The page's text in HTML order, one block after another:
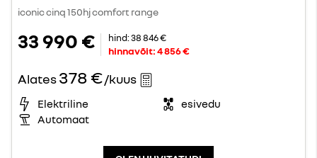
iconic cinq 150hj comfort range
33 990 € hind:38 846 €
hinnavõit:4 856 €
Alates378 €/kuus
Elektriline
esivedu
Automaat